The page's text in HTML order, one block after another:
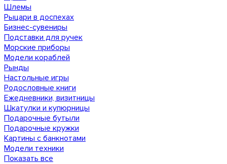
Шлемы
Рыцари в доспехах
Бизнес-сувениры
Подставки для ручек
Морские приборы
Модели кораблей
Рынды
Настольные игры
Родословные книги
Ежедневники, визитницы
Шкатулки и купюрницы
Подарочные бутыли
Подарочные кружки
Картины с банкнотами
Модели техники
Показать все